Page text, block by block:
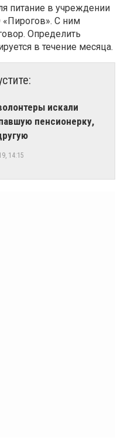
питание в учреждении
С ним
Определить
в течение месяца.
искали
пенсионерку,
14:15